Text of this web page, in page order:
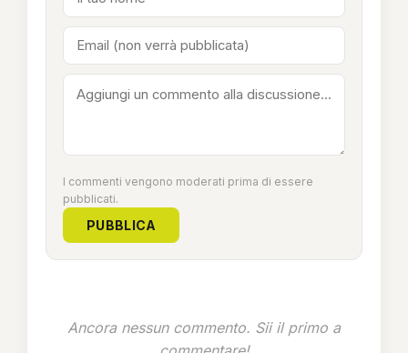
I commenti vengono moderati prima di essere
pubblicati.
PUBBLICA
Ancora nessun commento. Sii il primo a